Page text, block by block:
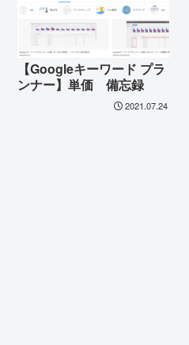
【Googleキーワード プラ
ンナー】単価 備忘録
2021.07.24